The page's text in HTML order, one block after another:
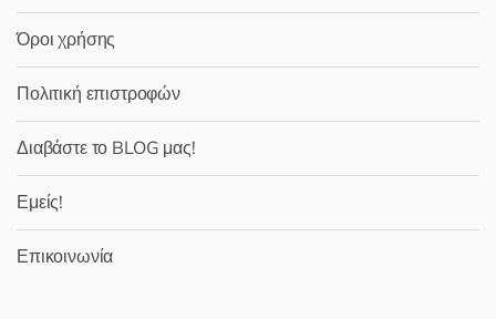
Όροι χρήσης
Πολιτική επιστροφών
Διαβάστε το BLOG μας!
Εμείς!
Επικοινωνία